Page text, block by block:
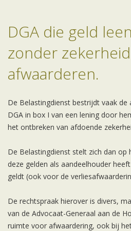
DGA die geld
zonder
afwaarderen.
De Belastingdienst bestrijdt vaak
DGA in box I van een lening door
het ontbreken van afdoende
De Belastingdienst stelt zich dan op
deze gelden als aandeelhouder
geldt (ook voor de
De rechtspraak hierover is divers,
van de Advocaat-Generaal aan de
ruimte voor afwaardering, ook bij